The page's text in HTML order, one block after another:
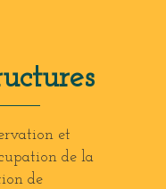
et
de la
de